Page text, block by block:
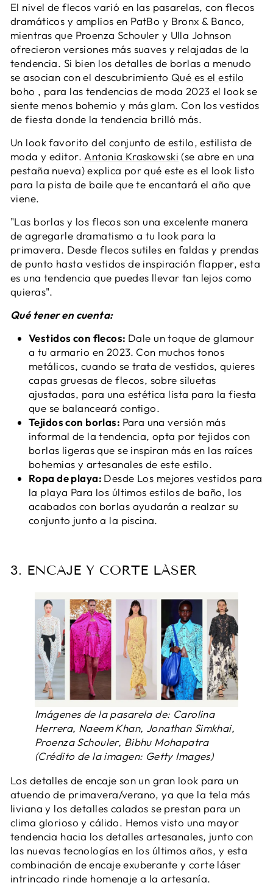
El nivel de flecos varió en las pasarelas, con flecos
dramáticos y amplios en PatBo y Bronx & Banco,
mientras que Proenza Schouler y Ulla Johnson
ofrecieron versiones más suaves y relajadas de la
tendencia. Si bien los detalles de borlas a menudo
se asocian con el descubrimiento Qué es el estilo
boho , para las tendencias de moda 2023 el look se
siente menos bohemio y más glam. Con los vestidos
de fiesta donde la tendencia brilló más.
Un look favorito del conjunto de estilo, estilista de
moda y editor. Antonia Kraskowski (se abre en una
pestaña nueva) explica por qué este es el look listo
para la pista de baile que te encantará el año que
viene.
"Las borlas y los flecos son una excelente manera
de agregarle dramatismo a tu look para la
primavera. Desde flecos sutiles en faldas y prendas
de punto hasta vestidos de inspiración flapper, esta
es una tendencia que puedes llevar tan lejos como
quieras".
Qué tener en cuenta:
Vestidos con flecos: Dale un toque de glamour
a tu armario en 2023. Con muchos tonos
metálicos, cuando se trata de vestidos, quieres
capas gruesas de flecos, sobre siluetas
ajustadas, para una estética lista para la fiesta
que se balanceará contigo.
Tejidos con borlas: Para una versión más
informal de la tendencia, opta por tejidos con
borlas ligeras que se inspiran más en las raíces
bohemias y artesanales de este estilo.
Ropa de playa: Desde Los mejores vestidos para
la playa Para los últimos estilos de baño, los
acabados con borlas ayudarán a realzar su
conjunto junto a la piscina.
3. ENCAJE Y CORTE LÁSER
Imágenes de la pasarela de: Carolina
Herrera, Naeem Khan, Jonathan Simkhai,
Proenza Schouler, Bibhu Mohapatra
(Crédito de la imagen: Getty Images)
Los detalles de encaje son un gran look para un
atuendo de primavera/verano, ya que la tela más
liviana y los detalles calados se prestan para un
clima glorioso y cálido. Hemos visto una mayor
tendencia hacia los detalles artesanales, junto con
las nuevas tecnologías en los últimos años, y esta
combinación de encaje exuberante y corte láser
intrincado rinde homenaje a la artesanía.